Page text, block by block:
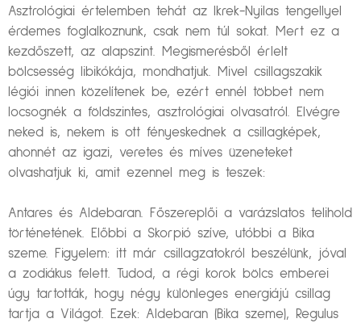
Asztrológiai értelemben tehát az Ikrek-Nyilas tengellyel
érdemes foglalkoznunk, csak nem túl sokat. Mert ez a
kezdőszett, az alapszint. Megismerésből érlelt
bölcsesség libikókája, mondhatjuk. Mivel csillagszakik
légiói innen közelítenek be, ezért ennél többet nem
locsognék a földszintes, asztrológiai olvasatról. Elvégre
neked is, nekem is ott fényeskednek a csillagképek,
ahonnét az igazi, veretes és míves üzeneteket
olvashatjuk ki, amit ezennel meg is teszek:
Antares és Aldebaran. Főszereplői a varázslatos telihold
történetének. Előbbi a Skorpió szíve, utóbbi a Bika
szeme. Figyelem: itt már csillagzatokról beszélünk, jóval
a zodiákus felett. Tudod, a régi korok bölcs emberei
úgy tartották, hogy négy különleges energiájú csillag
tartja a Világot. Ezek: Aldebaran (Bika szeme), Regulus